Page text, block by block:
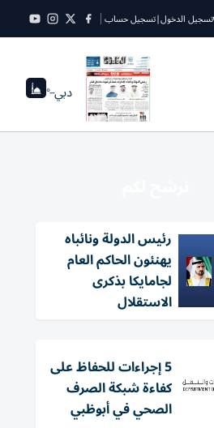
تسجيل الدخول|تسجيل حساب
دبي--°
رئيس الدولة ونائباه
يهنئون الحاكم العام
لجامايكا بذكرى
الاستقلال
5 إجراءات للحفاظ على
كفاءة شبكة الصرف
الصحي في أبوظبي